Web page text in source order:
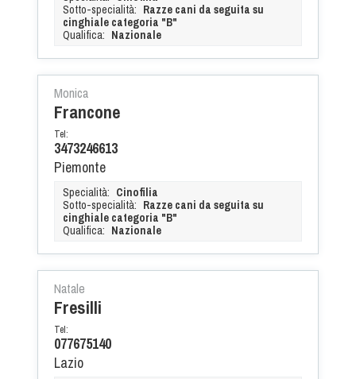
Sotto-specialità: Razze cani da seguita su
cinghiale categoria "B"
Qualifica: Nazionale
Monica
Francone
Tel:
3473246613
Piemonte
Specialità: Cinofilia
Sotto-specialità: Razze cani da seguita su
cinghiale categoria "B"
Qualifica: Nazionale
Natale
Fresilli
Tel:
077675140
Lazio